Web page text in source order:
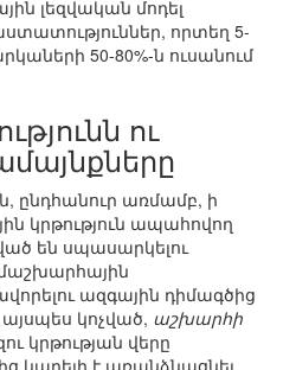
լեզվական մոդել
որտեղ 5-
50-80%-ն ուսանում
ու
ընդհանուր առմամբ, ի
կրթություն ապահովող
են սպասարկելու
ազգային դիմագծից
այսպես կոչված, աշխարհի
կրթության վերը